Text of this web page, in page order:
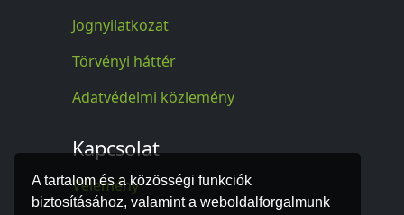
A tartalom és a közösségi funkciók
biztosításához, valamint a weboldalforgalmunk
Jognyilatkozat
Törvényi háttér
Adatvédelmi közlemény
Kapcsolat
Vélemény